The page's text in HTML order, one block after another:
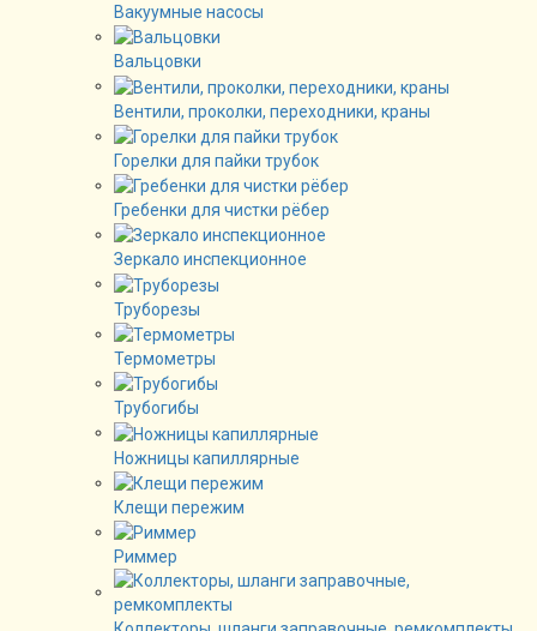
Вакуумные насосы
Вальцовки
Вентили, проколки, переходники, краны
Горелки для пайки трубок
Гребенки для чистки рёбер
Зеркало инспекционное
Труборезы
Термометры
Трубогибы
Ножницы капиллярные
Клещи пережим
Риммер